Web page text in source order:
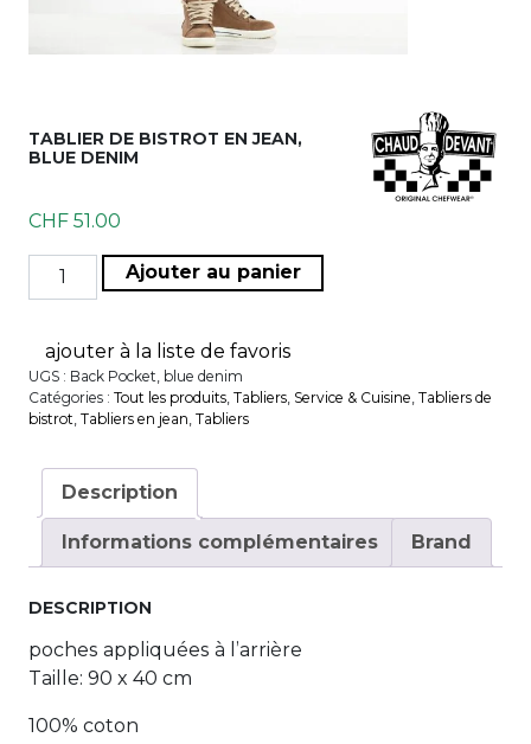
TABLIER DE BISTROT EN JEAN,
BLUE DENIM
CHF 51.00
quantité de Tablier de bistrot en jean, blue denim
Ajouter au panier
ajouter à la liste de favoris
UGS : Back Pocket, blue denim
Catégories : Tout les produits, Tabliers, Service & Cuisine, Tabliers de
bistrot, Tabliers en jean, Tabliers
Description
Informations complémentaires Brand
DESCRIPTION
poches appliquées à l’arrière
Taille: 90 x 40 cm
100% coton